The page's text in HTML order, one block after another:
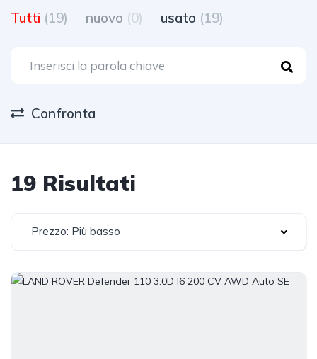
Tutti (19) nuovo (0) usato (19)
Confronta
19 Risultati
Prezzo: Più basso